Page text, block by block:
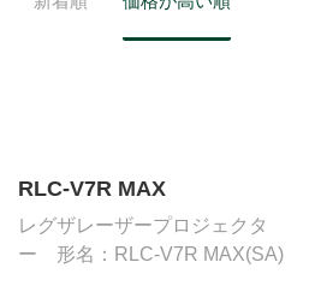
RLC-V7R MAX
レグザレーザープロジェクタ
ー 形名：RLC-V7R MAX(SA)